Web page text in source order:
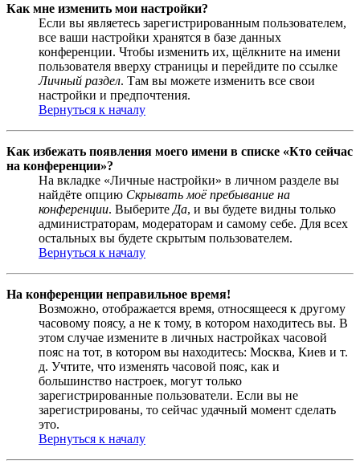
Как мне изменить мои настройки?
Если вы являетесь зарегистрированным пользователем,
все ваши настройки хранятся в базе данных
конференции. Чтобы изменить их, щёлкните на имени
пользователя вверху страницы и перейдите по ссылке
Личный раздел. Там вы можете изменить все свои
настройки и предпочтения.
Вернуться к началу
Как избежать появления моего имени в списке «Кто сейчас
на конференции»?
На вкладке «Личные настройки» в личном разделе вы
найдёте опцию Скрывать моё пребывание на
конференции. Выберите Да, и вы будете видны только
администраторам, модераторам и самому себе. Для всех
остальных вы будете скрытым пользователем.
Вернуться к началу
На конференции неправильное время!
Возможно, отображается время, относящееся к другому
часовому поясу, а не к тому, в котором находитесь вы. В
этом случае измените в личных настройках часовой
пояс на тот, в котором вы находитесь: Москва, Киев и т.
д. Учтите, что изменять часовой пояс, как и
большинство настроек, могут только
зарегистрированные пользователи. Если вы не
зарегистрированы, то сейчас удачный момент сделать
это.
Вернуться к началу